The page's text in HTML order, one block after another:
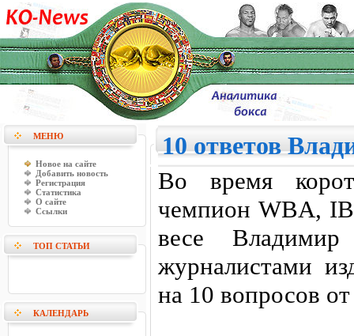
МЕНЮ
Новое на сайте
Добавить новость
Регистрация
Статистика
О сайте
Ссылки
ТОП СТАТЬИ
КАЛЕНДАРЬ
10 ответов
Во время
чемпион WBA,
весе
журналистами
на 10 вопросов